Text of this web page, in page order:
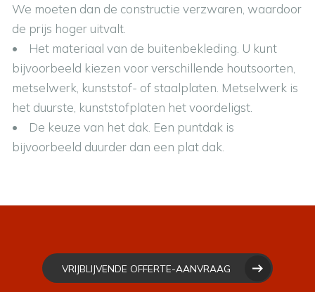
We moeten dan de constructie verzwaren, waardoor
de prijs hoger uitvalt.
• Het materiaal van de buitenbekleding. U kunt
bijvoorbeeld kiezen voor verschillende houtsoorten,
metselwerk, kunststof- of staalplaten. Metselwerk is
het duurste, kunststofplaten het voordeligst.
• De keuze van het dak. Een puntdak is
bijvoorbeeld duurder dan een plat dak.
VRIJBLIJVENDE OFFERTE-AANVRAAG